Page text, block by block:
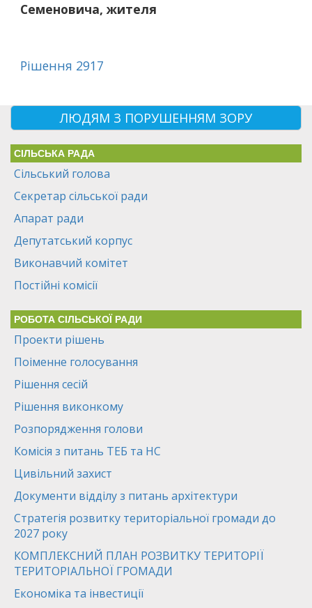
Семеновича, жителя
Рішення 2917
ЛЮДЯМ З ПОРУШЕННЯМ ЗОРУ
СІЛЬСЬКА РАДА
Сільський голова
Секретар сільської ради
Апарат ради
Депутатський корпус
Виконавчий комітет
Постійні комісії
РОБОТА СІЛЬСЬКОЇ РАДИ
Проекти рішень
Поіменне голосування
Рішення сесій
Рішення виконкому
Розпорядження голови
Комісія з питань ТЕБ та НС
Цивільний захист
Документи відділу з питань архітектури
Стратегія розвитку територіальної громади до
2027 року
КОМПЛЕКСНИЙ ПЛАН РОЗВИТКУ ТЕРИТОРІЇ
ТЕРИТОРІАЛЬНОЇ ГРОМАДИ
Економіка та інвестиції